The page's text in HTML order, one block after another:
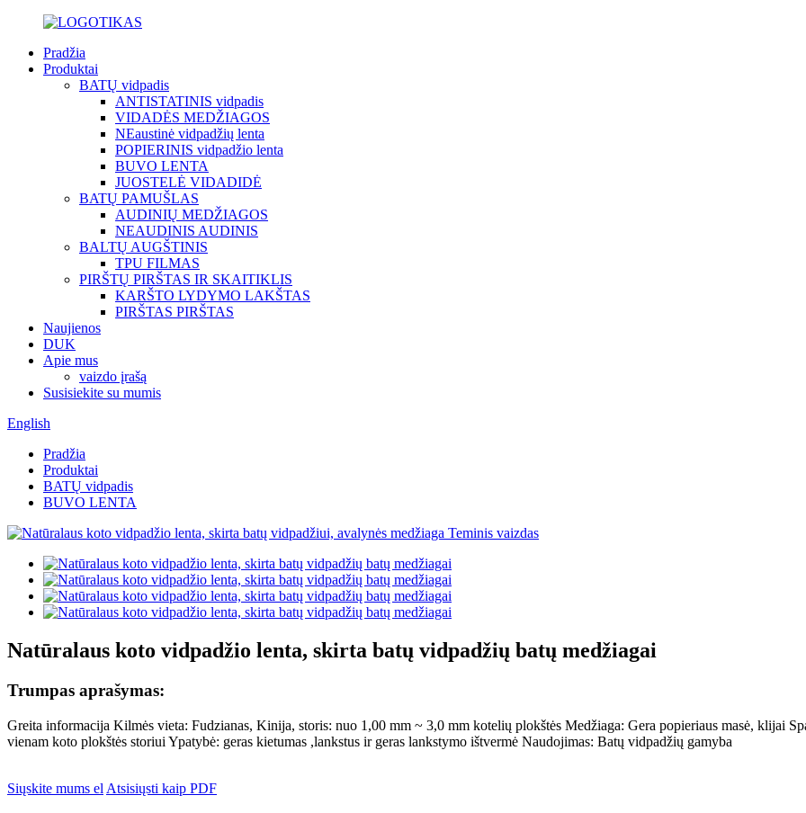
Pradžia
Produktai
BATŲ vidpadis
ANTISTATINIS vidpadis
VIDADĖS MEDŽIAGOS
NEaustinė vidpadžių lenta
POPIERINIS vidpadžio lenta
BUVO LENTA
JUOSTELĖ VIDADIDĖ
BATŲ PAMUŠLAS
AUDINIŲ MEDŽIAGOS
NEAUDINIS AUDINIS
BALTŲ AUGŠTINIS
TPU FILMAS
PIRŠTŲ PIRŠTAS IR SKAITIKLIS
KARŠTO LYDYMO LAKŠTAS
PIRŠTAS PIRŠTAS
Naujienos
DUK
Apie mus
vaizdo įrašą
Susisiekite su mumis
English
Pradžia
Produktai
BATŲ vidpadis
BUVO LENTA
Natūralaus koto vidpadžio lenta, skirta batų vidpadžių batų medžiagai
Trumpas aprašymas:
Greita informacija Kilmės vieta: Fudzianas, Kinija, storis: nuo 1,00 mm ~ 3,0 mm kotelių plokštės Medžiaga: Gera popieriaus masė, klijai
vienam koto plokštės storiui Ypatybė: geras kietumas ,lankstus ir geras lankstymo ištvermė Naudojimas: Batų vidpadžių gamyba
Siųskite mums el Atsisiųsti kaip PDF